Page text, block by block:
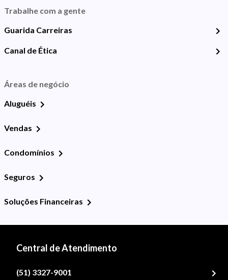
Trabalhe com a gente
Guarida Carreiras
Canal de Ética
Áreas de negócio
Aluguéis
Vendas
Condomínios
Seguros
Soluções Financeiras
Central de Atendimento
(51) 3327-9001